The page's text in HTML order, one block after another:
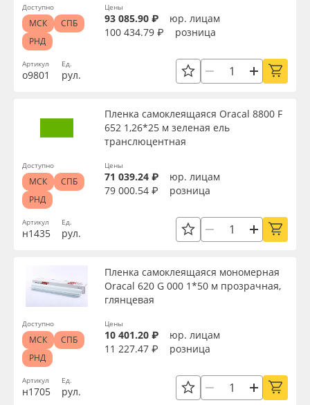
Торговая марка
Серия
Доступность
Сбросить фильтр
Артикул
о9801
Ед.
рул.
Цены
93 085.90 ₽
юр. лицам
100 434.79 ₽
розница
Доступно
МСК
СПБ
РНД
Артикул
н1435
Пленка самоклеящаяся Oracal 8800 F
652 1,26*25 м зеленая ель
транслюцентная
Ед.
рул.
Цены
71 039.24 ₽
юр. лицам
79 000.54 ₽
розница
Доступно
МСК
СПБ
РНД
Артикул
н1705
Пленка самоклеящаяся мономерная
Oracal 620 G 000 1*50 м прозрачная,
глянцевая
Ед.
рул.
Цены
10 401.20 ₽
юр. лицам
11 227.47 ₽
розница
Доступно
МСК
СПБ
РНД